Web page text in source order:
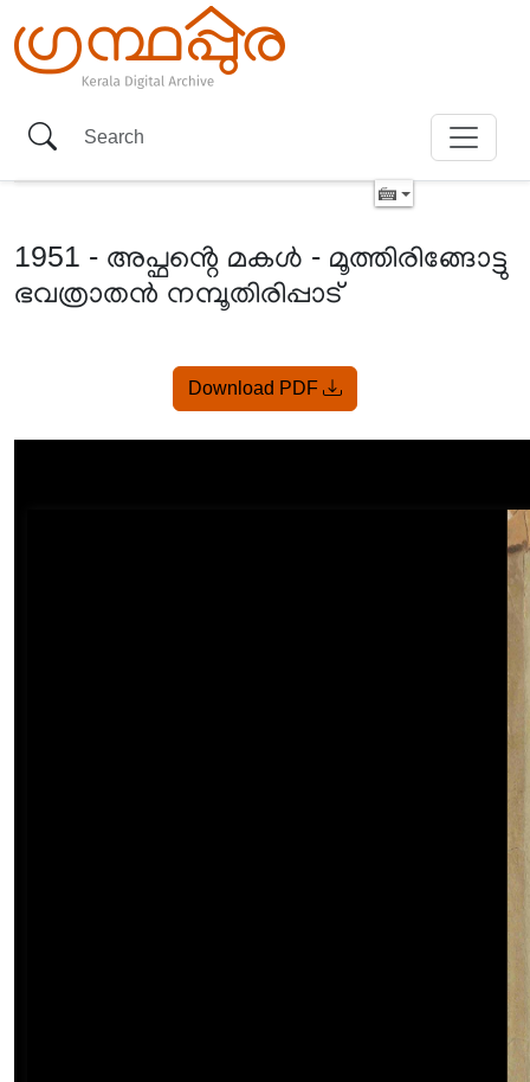
1951 - അപ്ഫൻ്റെ മകൾ - മൂത്തിരിങ്ങോട്ടു
ഭവത്രാതൻ നമ്പൂതിരിപ്പാട്
Download PDF